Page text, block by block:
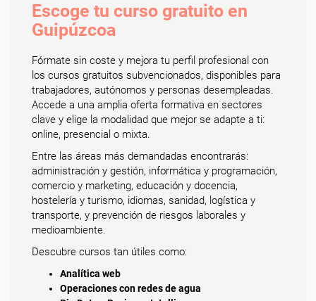
Escoge tu curso gratuito en
Guipúzcoa
Fórmate sin coste y mejora tu perfil profesional con
los cursos gratuitos subvencionados, disponibles para
trabajadores, autónomos y personas desempleadas.
Accede a una amplia oferta formativa en sectores
clave y elige la modalidad que mejor se adapte a ti:
online, presencial o mixta.
Entre las áreas más demandadas encontrarás:
administración y gestión, informática y programación,
comercio y marketing, educación y docencia,
hostelería y turismo, idiomas, sanidad, logística y
transporte, y prevención de riesgos laborales y
medioambiente.
Descubre cursos tan útiles como:
Analítica web
Operaciones con redes de agua